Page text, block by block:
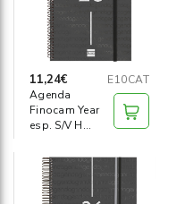
11,24€
E10CAT
Agenda
Finocam Year
esp. S/V H
155x215